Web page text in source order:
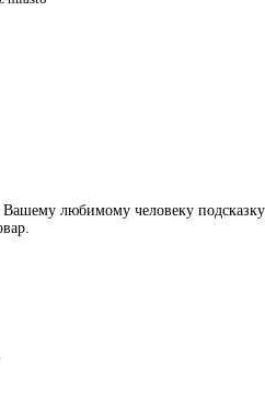
любимому человеку подсказку